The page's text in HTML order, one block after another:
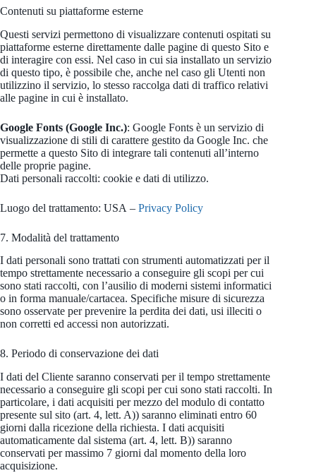
Contenuti su piattaforme esterne
Questi servizi permettono di visualizzare contenuti ospitati su
piattaforme esterne direttamente dalle pagine di questo Sito e
di interagire con essi. Nel caso in cui sia installato un servizio
di questo tipo, è possibile che, anche nel caso gli Utenti non
utilizzino il servizio, lo stesso raccolga dati di traffico relativi
alle pagine in cui è installato.
Google Fonts (Google Inc.): Google Fonts è un servizio di
visualizzazione di stili di carattere gestito da Google Inc. che
permette a questo Sito di integrare tali contenuti all’interno
delle proprie pagine.
Dati personali raccolti: cookie e dati di utilizzo.
Luogo del trattamento: USA – Privacy Policy
7. Modalità del trattamento
I dati personali sono trattati con strumenti automatizzati per il
tempo strettamente necessario a conseguire gli scopi per cui
sono stati raccolti, con l’ausilio di moderni sistemi informatici
o in forma manuale/cartacea. Specifiche misure di sicurezza
sono osservate per prevenire la perdita dei dati, usi illeciti o
non corretti ed accessi non autorizzati.
8. Periodo di conservazione dei dati
I dati del Cliente saranno conservati per il tempo strettamente
necessario a conseguire gli scopi per cui sono stati raccolti. In
particolare, i dati acquisiti per mezzo del modulo di contatto
presente sul sito (art. 4, lett. A)) saranno eliminati entro 60
giorni dalla ricezione della richiesta. I dati acquisiti
automaticamente dal sistema (art. 4, lett. B)) saranno
conservati per massimo 7 giorni dal momento della loro
acquisizione.